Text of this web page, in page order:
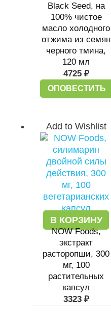
Black Seed, на
100% чистое
масло холодного
отжима из семян
черного тмина,
120 мл
4725 ₽
ОПОВЕСТИТЬ
Add to Wishlist
В КОРЗИНУ
NOW Foods,
экстракт
расторопши, 300
мг, 100
растительных
капсул
3323 ₽